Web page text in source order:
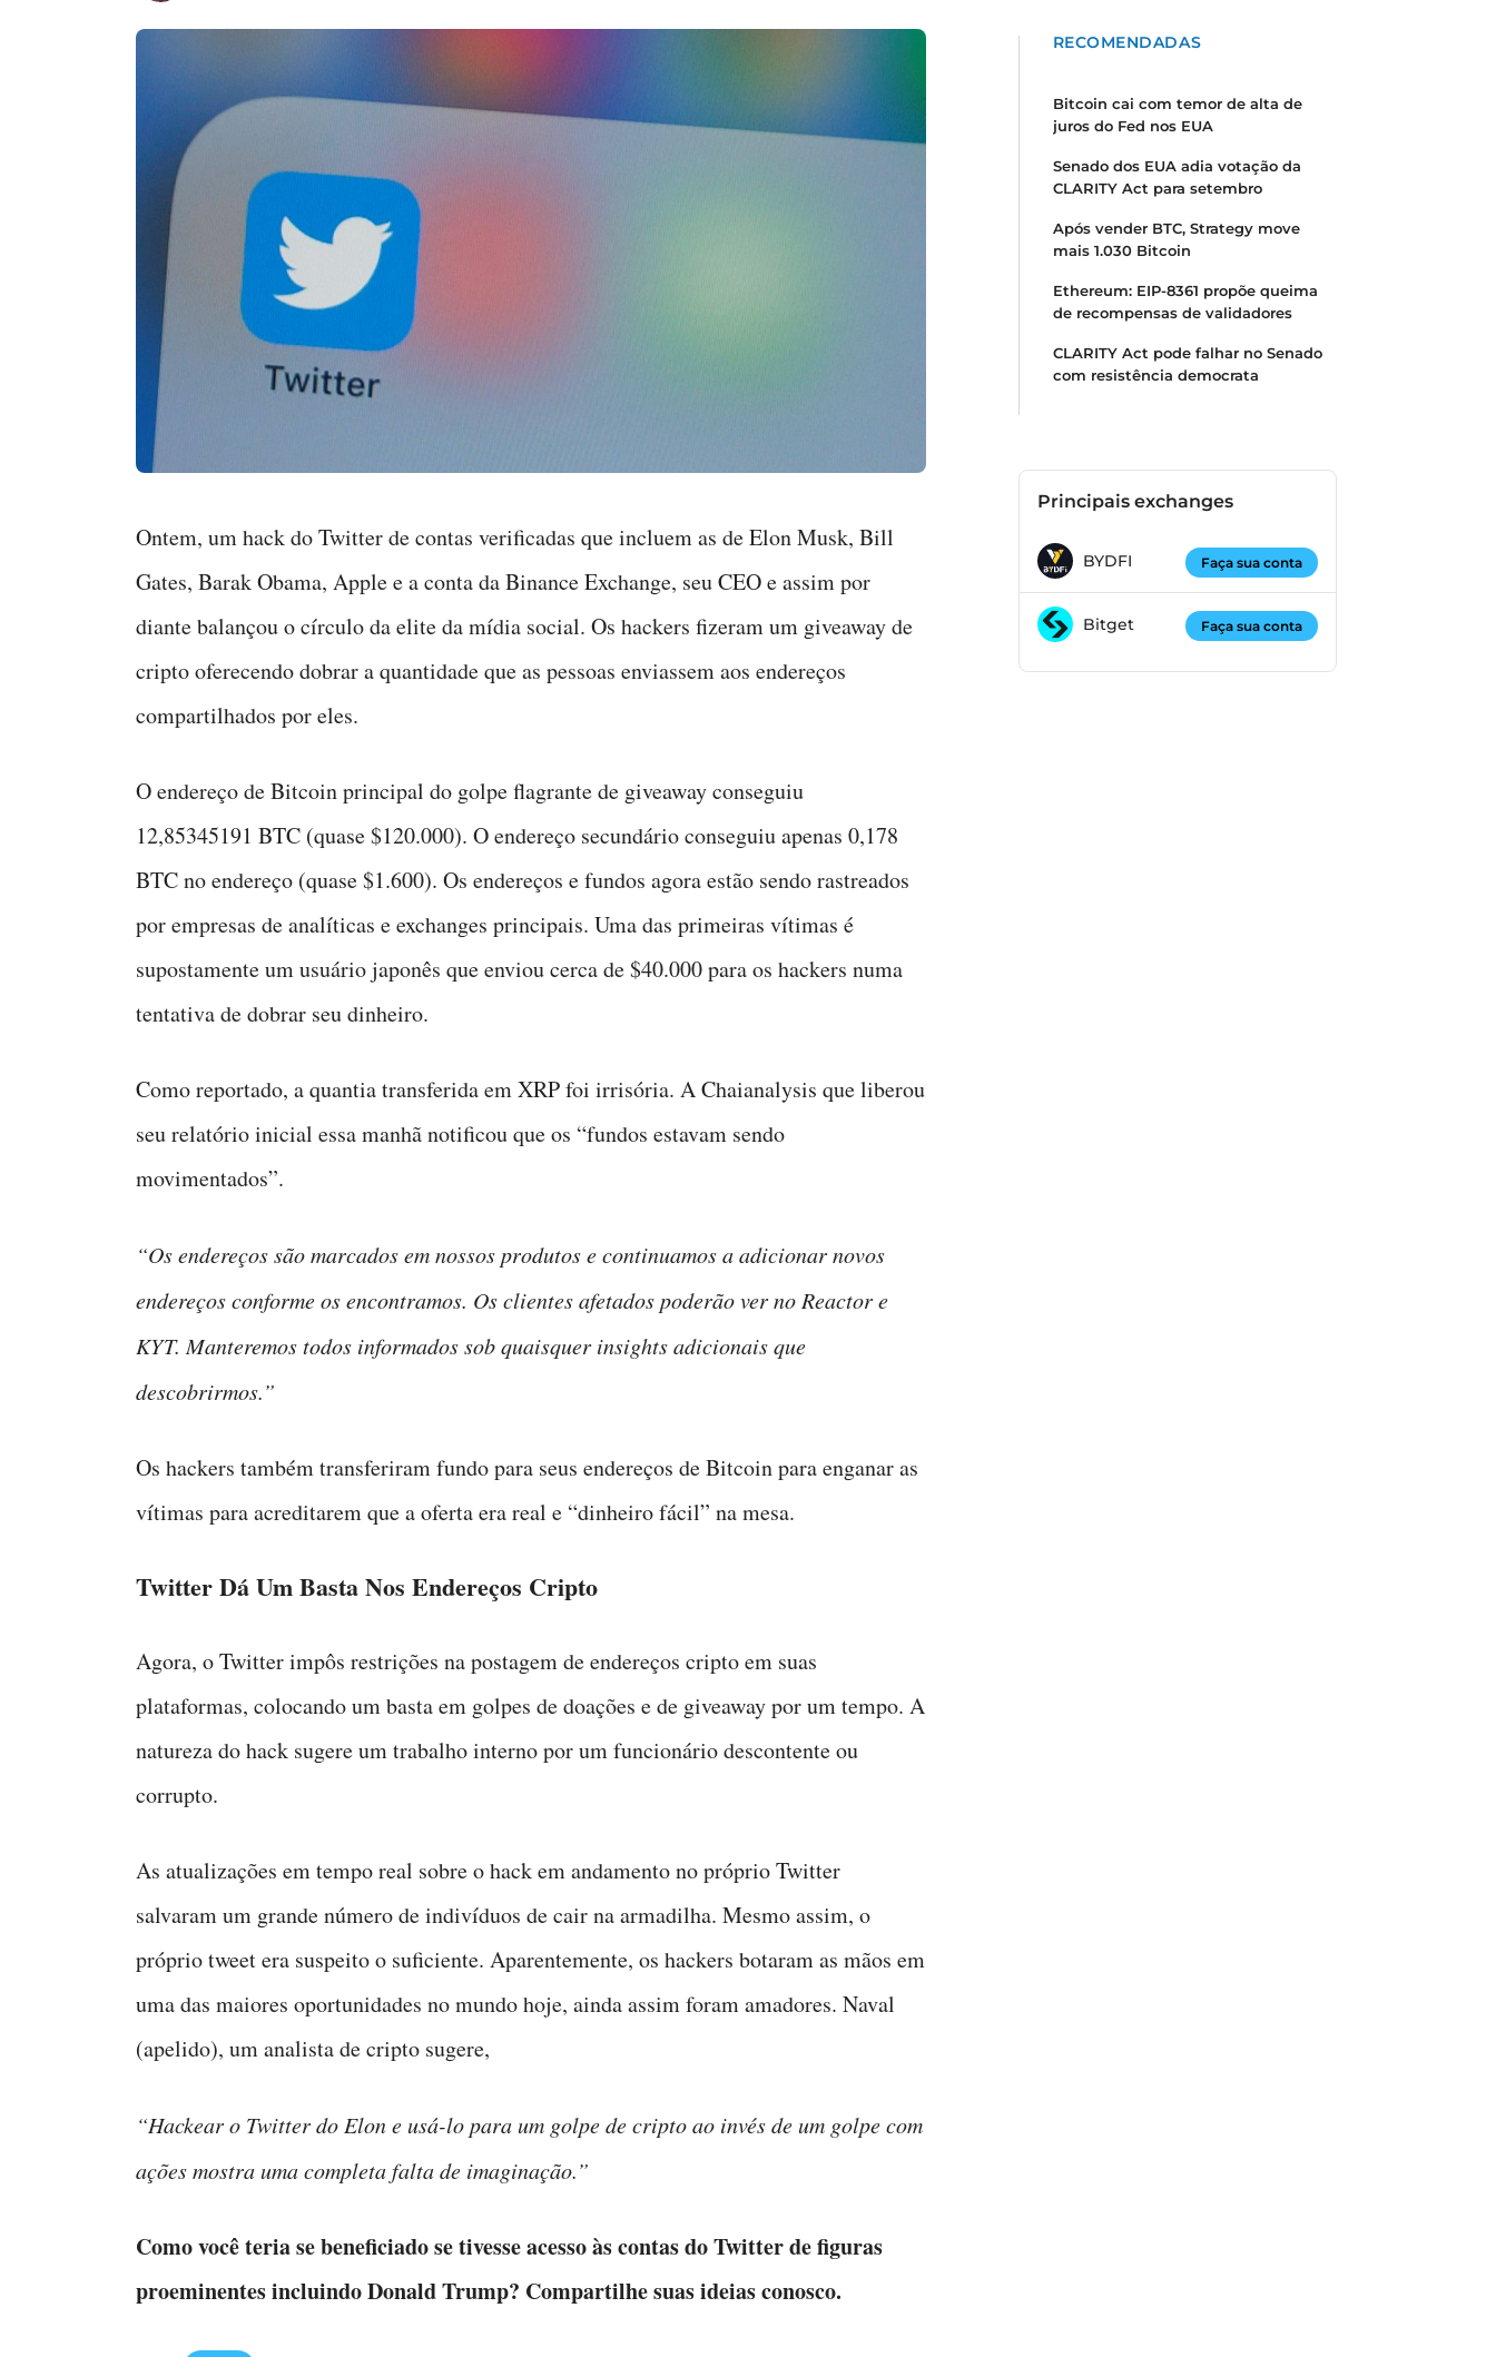
Ontem, um hack do Twitter de contas verificadas que incluem as de Elon Musk, Bill
Gates, Barak Obama, Apple e a conta da Binance Exchange, seu CEO e assim por
diante balançou o círculo da elite da mídia social. Os hackers fizeram um giveaway de
cripto oferecendo dobrar a quantidade que as pessoas enviassem aos endereços
compartilhados por eles.
O endereço de Bitcoin principal do golpe flagrante de giveaway conseguiu
12,85345191 BTC (quase $120.000). O endereço secundário conseguiu apenas 0,178
BTC no endereço (quase $1.600). Os endereços e fundos agora estão sendo rastreados
por empresas de analíticas e exchanges principais. Uma das primeiras vítimas é
supostamente um usuário japonês que enviou cerca de $40.000 para os hackers numa
tentativa de dobrar seu dinheiro.
Como reportado, a quantia transferida em XRP foi irrisória. A Chaianalysis que liberou
seu relatório inicial essa manhã notificou que os “fundos estavam sendo
movimentados”.
“Os endereços são marcados em nossos produtos e continuamos a adicionar novos
endereços conforme os encontramos. Os clientes afetados poderão ver no Reactor e
KYT. Manteremos todos informados sob quaisquer insights adicionais que
descobrirmos.”
Os hackers também transferiram fundo para seus endereços de Bitcoin para enganar as
vítimas para acreditarem que a oferta era real e “dinheiro fácil” na mesa.
Twitter Dá Um Basta Nos Endereços Cripto
Agora, o Twitter impôs restrições na postagem de endereços cripto em suas
plataformas, colocando um basta em golpes de doações e de giveaway por um tempo. A
natureza do hack sugere um trabalho interno por um funcionário descontente ou
corrupto.
As atualizações em tempo real sobre o hack em andamento no próprio Twitter
salvaram um grande número de indivíduos de cair na armadilha. Mesmo assim, o
próprio tweet era suspeito o suficiente. Aparentemente, os hackers botaram as mãos em
uma das maiores oportunidades no mundo hoje, ainda assim foram amadores. Naval
(apelido), um analista de cripto sugere,
“Hackear o Twitter do Elon e usá-lo para um golpe de cripto ao invés de um golpe com
ações mostra uma completa falta de imaginação.”
Como você teria se beneficiado se tivesse acesso às contas do Twitter de figuras
proeminentes incluindo Donald Trump? Compartilhe suas ideias conosco.
RECOMENDADAS
Bitcoin cai com temor de alta de
juros do Fed nos EUA
Senado dos EUA adia votação da
CLARITY Act para setembro
Após vender BTC, Strategy move
mais 1.030 Bitcoin
Ethereum: EIP-8361 propõe queima
de recompensas de validadores
CLARITY Act pode falhar no Senado
com resistência democrata
Principais exchanges
BYDFI Faça sua conta
Bitget Faça sua conta